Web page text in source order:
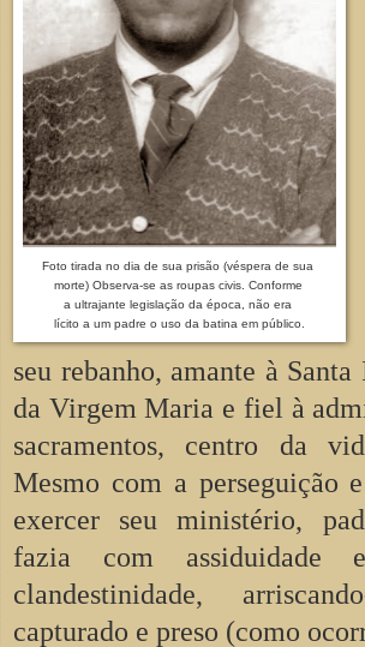
Foto tirada no dia de sua prisão (véspera de sua
morte) Observa-se as roupas civis. Conforme
a ultrajante legislação da época, não era
lícito a um padre o uso da batina em público.
seu rebanho, amante à
da Virgem Maria e fiel à
sacramentos, centro da
Mesmo com a perseguição
exercer seu ministério,
fazia com assiduidade
clandestinidade,
capturado e preso (como